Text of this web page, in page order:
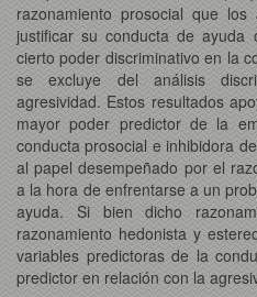
razonamiento prosocial que los
justificar su conducta de
cierto poder discriminativo en la
se excluye del análisis
agresividad. Estos resultados
mayor poder predictor de la
conducta prosocial e inhibidora
al papel desempeñado por el
a la hora de enfrentarse a un
ayuda. Si bien dicho
razonamiento hedonista y
variables predictoras de la
predictor en relación con la